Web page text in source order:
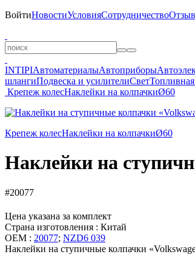
ВойтиНовостиУсловияСотрудничество
INTIPIАвтоматериалыАвтоприборы
шлангиПодвеска и усилителиСвет
Крепеж колесНаклейки на колпачкиØ60
Крепеж колесНаклейки на колпачкиØ60
Наклейки на
#20077
Цена указана за комплект
Страна изготовления : Китай
OEM : 20077; NZD6 039
Наклейки на ступичные колпачки